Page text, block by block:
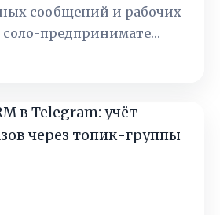
сообщений и рабочих
соло-предпринимате…